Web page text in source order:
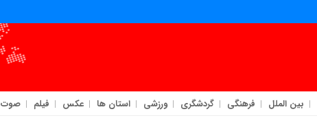
بین الملل فرهنگی گردشگری ورزشی استان ها عکس فیلم صوت